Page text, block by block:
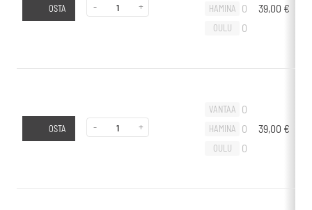
OSTA - + HAMINA 0
OULU 0
39,00 €
OSTA - +
VANTAA 0
HAMINA 0
OULU 0
39,00 €